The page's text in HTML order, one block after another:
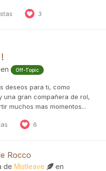
3
Off-Topic
deseos para ti, como
una gran compañera de rol,
muchos mas momentos...
6
Rocco
de Mistleave en